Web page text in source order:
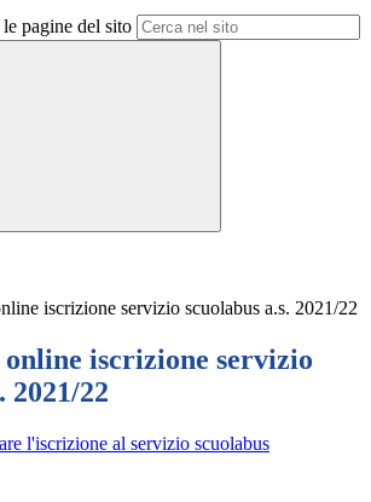
pagine del sito
iscrizione servizio scuolabus a.s. 2021/22
iscrizione servizio
2021/22
l'iscrizione al servizio scuolabus